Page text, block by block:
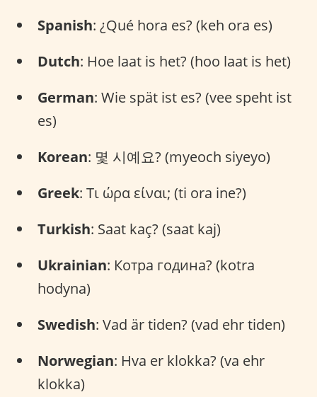
Spanish: ¿Qué hora es? (keh ora es)
Dutch: Hoe laat is het? (hoo laat is het)
German: Wie spät ist es? (vee speht ist
es)
Korean: 몇 시예요? (myeoch siyeyo)
Greek: Τι ώρα είναι; (ti ora ine?)
Turkish: Saat kaç? (saat kaj)
Ukrainian: Котра година? (kotra
hodyna)
Swedish: Vad är tiden? (vad ehr tiden)
Norwegian: Hva er klokka? (va ehr
klokka)